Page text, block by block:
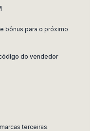
bônus para o próximo
do vendedor
terceiras.